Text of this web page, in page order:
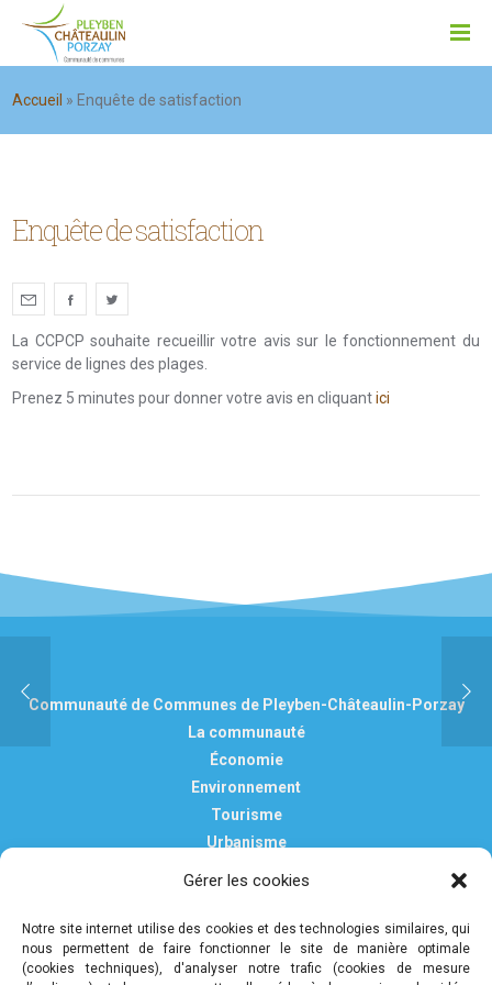
Gérer les cookies
Notre site internet utilise des cookies et des technologies similaires, qui
nous permettent de faire fonctionner le site de manière optimale
(cookies techniques), d'analyser notre trafic (cookies de mesure
Accueil » Enquête de satisfaction
Enquête de satisfaction
La CCPCP souhaite recueillir votre avis sur le fonctionnement du
service de lignes des plages.
Prenez 5 minutes pour donner votre avis en cliquantici
Communauté de Communes de Pleyben-Châteaulin-Porzay
La communauté
Économie
Environnement
Tourisme
Urbanisme
Mentions légales
Politique de confidentialité et de protection des données
personnelles